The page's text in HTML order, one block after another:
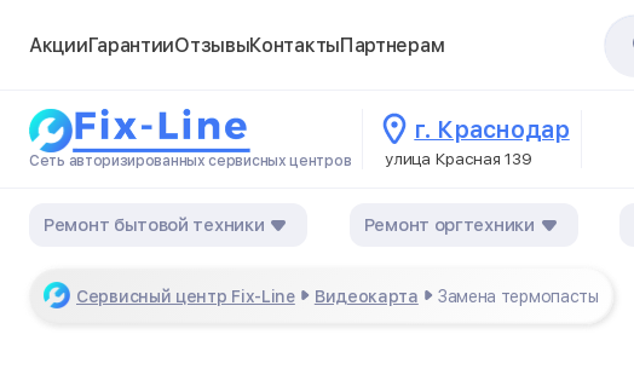
АкцииГарантииОтзывыКонтактыПартнерам
Сеть авторизированных сервисных центров
г. Краснодар
улица Красная 139
Ремонт бытовой техники Ремонт оргтехники
Сервисный центр Fix-Line Видеокарта Замена термопасты